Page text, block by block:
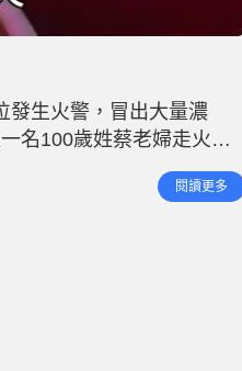
發生火警，冒出大量濃
名100歲姓蔡老婦走火警
護車作即場救治。事件
調食物，但之後忘記關火
閱讀更多